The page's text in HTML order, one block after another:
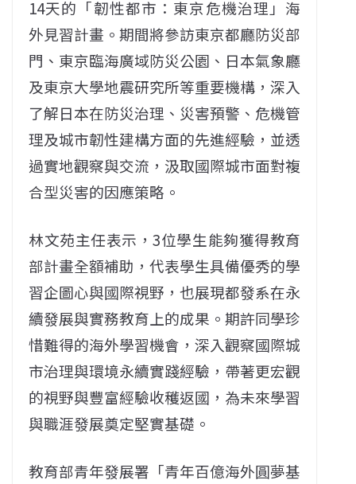
14天的「韌性都市：東京危機治理」海
外見習計畫。期間將參訪東京都廳防災部
門、東京臨海廣域防災公園、日本氣象廳
及東京大學地震研究所等重要機構，深入
了解日本在防災治理、災害預警、危機管
理及城市韌性建構方面的先進經驗，並透
過實地觀察與交流，汲取國際城市面對複
合型災害的因應策略。
林文苑主任表示，3位學生能夠獲得教育
部計畫全額補助，代表學生具備優秀的學
習企圖心與國際視野，也展現都發系在永
續發展與實務教育上的成果。期許同學珍
惜難得的海外學習機會，深入觀察國際城
市治理與環境永續實踐經驗，帶著更宏觀
的視野與豐富經驗收穫返國，為未來學習
與職涯發展奠定堅實基礎。
教育部青年發展署「青年百億海外圓夢基